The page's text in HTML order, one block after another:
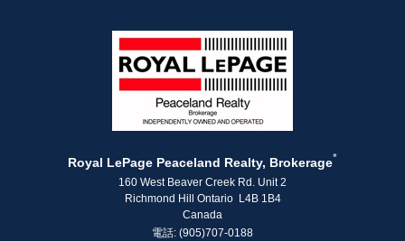
Royal LePage Peaceland Realty, Brokerage*
160 West Beaver Creek Rd. Unit 2
Richmond Hill Ontario L4B 1B4
Canada
電話: (905)707-0188